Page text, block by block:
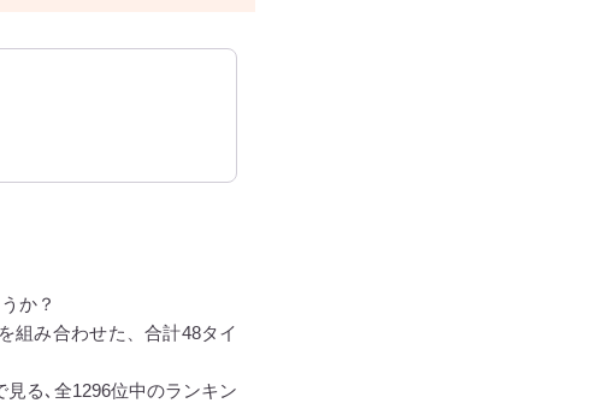
か？
組み合わせた、合計48タイ
る､全1296位中のランキン